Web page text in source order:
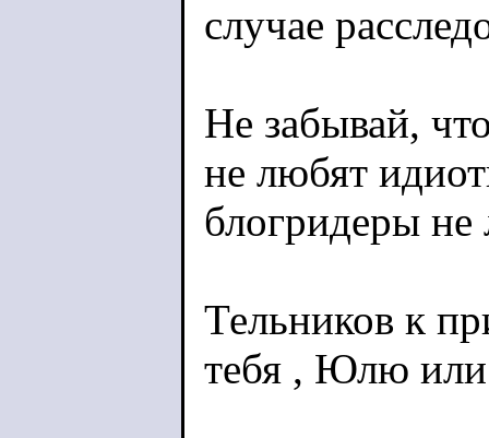
случае
Не забывай,
не любят
блогридеры не
Тельников к
тебя , Юлю или